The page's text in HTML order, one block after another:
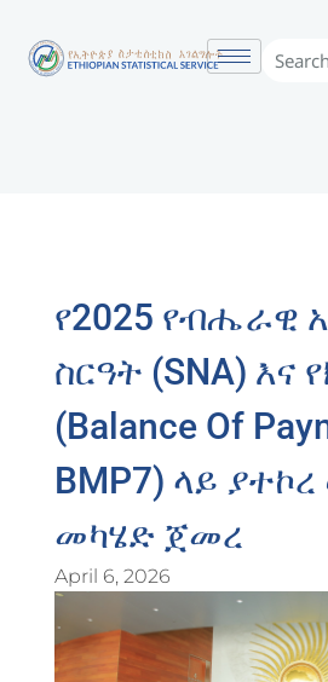
የ2025 የብሔራዊ
ስርዓት (SNA) እና
(Balance Of
BMP7) ላይ
መካሄድ ጀመረ
April 6, 2026